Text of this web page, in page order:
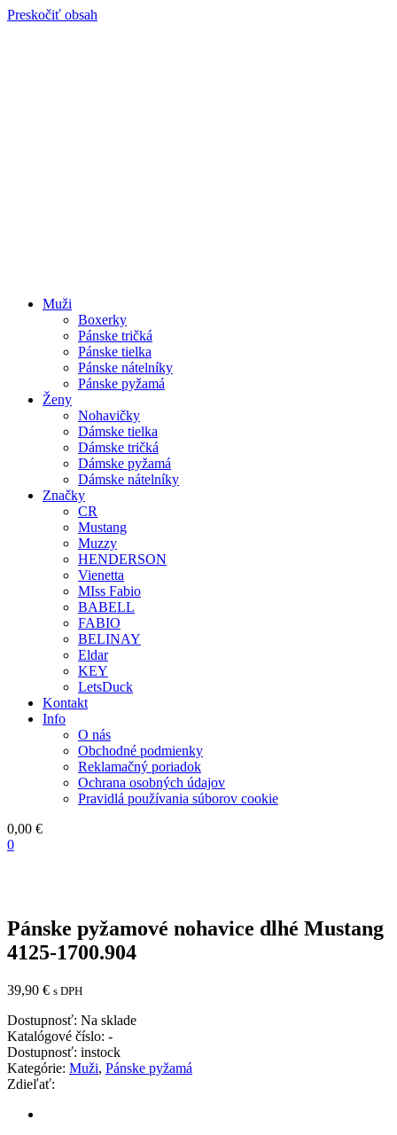
Preskočiť obsah
Muži
Boxerky
Pánske tričká
Pánske tielka
Pánske nátelníky
Pánske pyžamá
Ženy
Nohavičky
Dámske tielka
Dámske tričká
Dámske pyžamá
Dámske nátelníky
Značky
CR
Mustang
Muzzy
HENDERSON
Vienetta
MIss Fabio
BABELL
FABIO
BELINAY
Eldar
KEY
LetsDuck
Kontakt
Info
O nás
Obchodné podmienky
Reklamačný poriadok
Ochrana osobných údajov
Pravidlá používania súborov cookie
0,00 €
0
Pánske pyžamové nohavice dlhé Mustang
4125-1700.904
39,90 € s DPH
Dostupnosť: Na sklade
Katalógové číslo: -
Dostupnosť: instock
Kategórie: Muži, Pánske pyžamá
Zdieľať: